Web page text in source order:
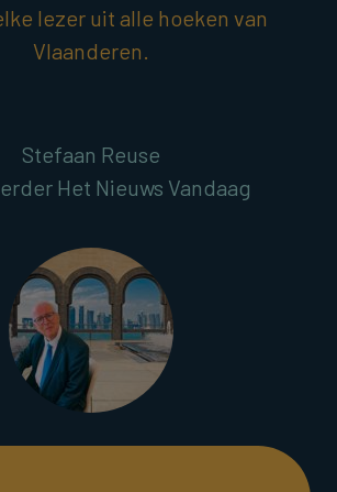
lezer uit alle hoeken van
Vlaanderen.
Stefaan Reuse
Het Nieuws Vandaag